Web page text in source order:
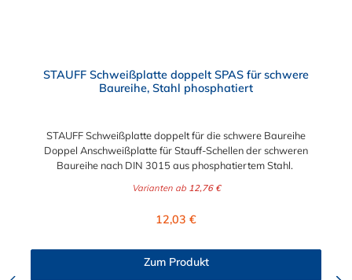
STAUFF Schweißplatte doppelt SPAS für schwere
Baureihe, Stahl phosphatiert
STAUFF Schweißplatte doppelt für die schwere Baureihe
Doppel Anschweißplatte für Stauff-Schellen der schweren
Baureihe nach DIN 3015 aus phosphatiertem Stahl.
Varianten ab12,76 €
Regulärer Preis:
12,03 €
Zum Produkt